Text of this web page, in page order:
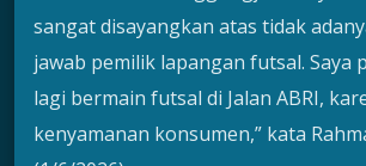
sangat disayangkan atas tidak
jawab pemilik lapangan futsal. Saya
lagi bermain futsal di Jalan ABRI,
kenyamanan konsumen,” kata